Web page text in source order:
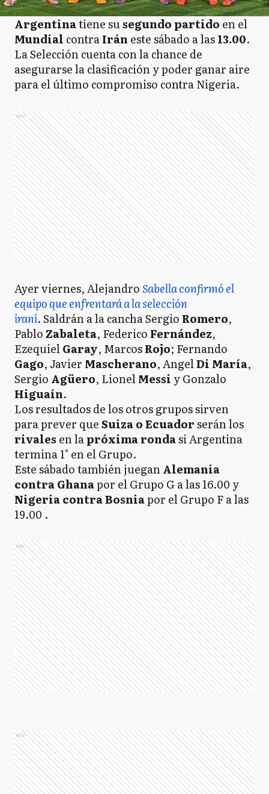
Argentinatiene susegundo partido en el
Mundial contraIrán este sábado a las13.00.
La Selección cuenta con la chance de
asegurarse la clasificación y poder ganar aire
para el último compromiso contra Nigeria.
Ads
Ayer viernes, AlejandroSabella confirmó el
equipo que enfrentará a la selección
iraní. Saldrán a la cancha Sergio Romero,
PabloZabaleta, Federico Fernández,
EzequielGaray, MarcosRojo; Fernando
Gago, Javier Mascherano, AngelDi María,
Sergio Agüero, LionelMessi y Gonzalo
Higuaín.
Los resultados de los otros grupos sirven
para prever queSuiza o Ecuadorserán los
rivales en lapróxima rondasi Argentina
termina 1° en el Grupo.
Este sábado también jueganAlemania
contra Ghanapor el Grupo G a las 16.00 y
Nigeria contra Bosniapor el Grupo F a las
19.00 .
Ads
Ads